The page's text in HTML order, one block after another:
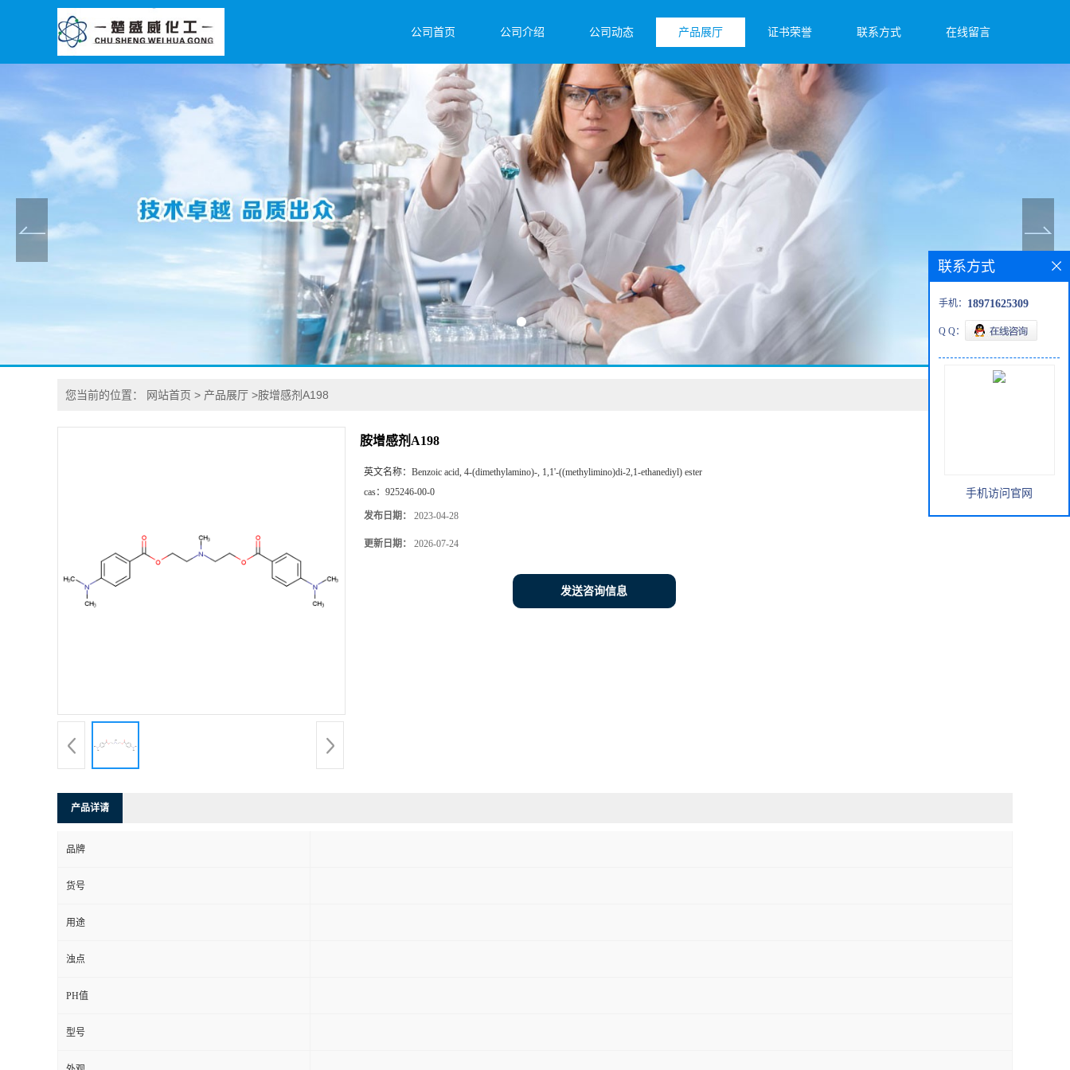
公司首页 公司介绍 公司动态 产品展厅 证书荣誉 联系方式 在线留言
您当前的位置： 网站首页 > 产品展厅 >胺增感剂A198
胺增感剂A198
英文名称： Benzoic acid, 4-(dimethylamino)-, 1,1'-((methylimino)di-2,1-ethanediyl) ester
cas： 925246-00-0
发布日期： 2023-04-28
更新日期： 2026-07-24
发送咨询信息
产品详请
品牌
货号
用途
浊点
PH值
型号
联系方式
手机： 18971625309
Q Q：
手机访问官网